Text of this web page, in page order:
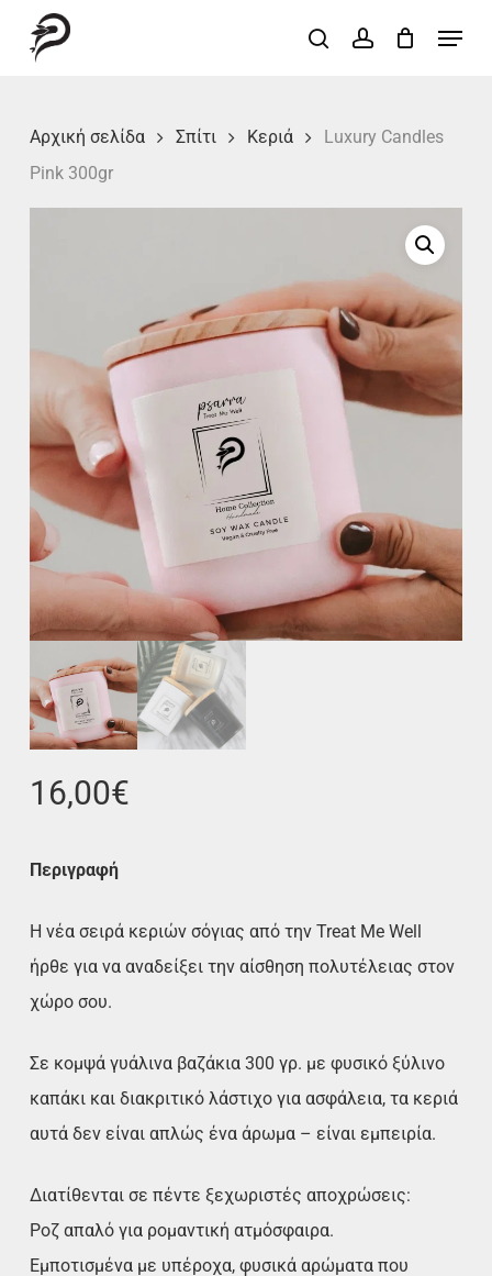
searchaccount
Menu
Αρχική σελίδα Σπίτι Κεριά
Luxury Candles
Pink 300gr
16,00€
Περιγραφή
Η νέα σειρά κεριών σόγιας από την Treat Me Well
ήρθε για να αναδείξει την αίσθηση πολυτέλειας στον
χώρο σου.
Σε κομψά γυάλινα βαζάκια 300 γρ. με φυσικό ξύλινο
καπάκι και διακριτικό λάστιχο για ασφάλεια, τα κεριά
αυτά δεν είναι απλώς ένα άρωμα – είναι εμπειρία.
Διατίθενται σε πέντε ξεχωριστές αποχρώσεις:
Pοζ απαλό για ρομαντική ατμόσφαιρα.
Εμποτισμένα με υπέροχα, φυσικά αρώματα που